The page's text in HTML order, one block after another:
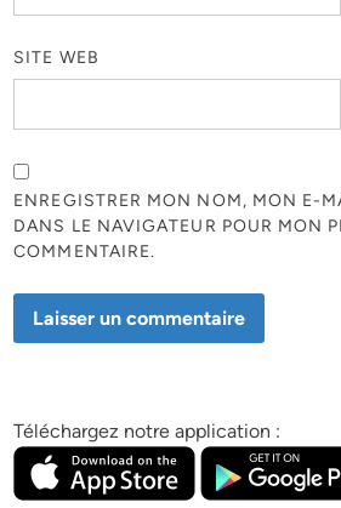
SITE WEB
ENREGISTRER MON NOM, MON E-
DANS LE NAVIGATEUR POUR MON
COMMENTAIRE.
Téléchargez notre application :